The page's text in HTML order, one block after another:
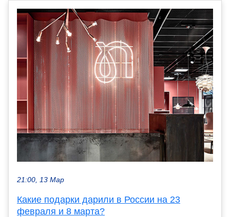
21:00, 13 Мар
Какие подарки дарили в России на 23
февраля и 8 марта?